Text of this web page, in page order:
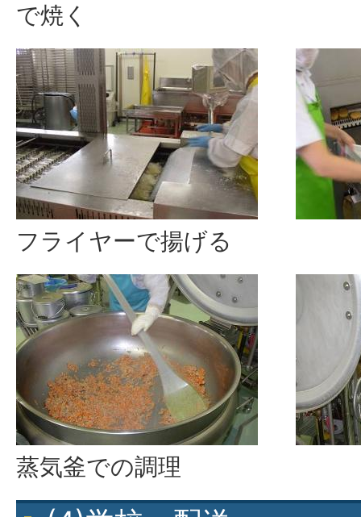
で焼く
フライヤーで揚げる
蒸気釜での調理